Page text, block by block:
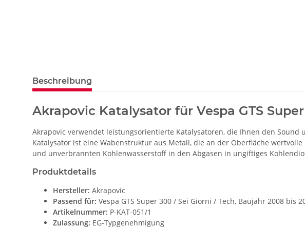
Beschreibung
Akrapovic Katalysator für Vespa GTS
Akrapovic verwendet leistungsorientierte Katalysatoren, die Ihnen den
Katalysator ist eine Wabenstruktur aus Metall, die an der Oberfläche
und unverbrannten Kohlenwasserstoff in den Abgasen in ungiftiges
Produktdetails
Hersteller: Akrapovic
Passend für: Vespa GTS Super 300 / Sei Giorni / Tech, Baujahr 2008 bis
Artikelnummer: P-KAT-051/1
Zulassung: EG-Typgenehmigung